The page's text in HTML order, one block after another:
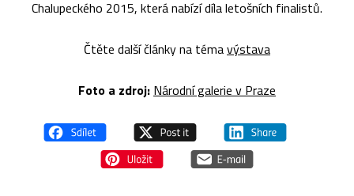
Chalupeckého 2015, která nabízí díla letošních finalistů.
Čtěte další články na témavýstava
Foto a zdroj: Národní galerie v Praze